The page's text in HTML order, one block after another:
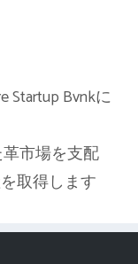
Startup Bvnkに
市場を支配
取得します